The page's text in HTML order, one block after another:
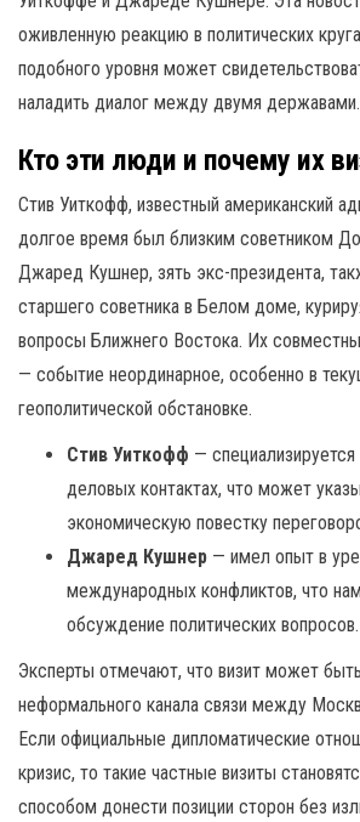
оживленную реакцию в политических
подобного уровня может
наладить диалог между двумя державами.
Кто эти люди и почему их
Стив Уиткофф, известный американский
долгое время был близким советником
Джаред Кушнер, зять экс-президента,
старшего советника в Белом доме,
вопросы Ближнего Востока. Их
— событие неординарное, особенно в
геополитической обстановке.
Стив Уиткофф —
деловых контактах, что может
экономическую повестку
Джаред Кушнер — имел опыт в
международных конфликтов, что
обсуждение политических вопросов.
Эксперты отмечают, что визит может
неформального канала связи между
Если официальные дипломатические
кризис, то такие частные визиты
способом донести позиции сторон без